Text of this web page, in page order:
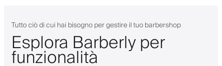
Tutto ciò di cui hai bisogno per gestire il tuo barbershop
Esplora Barberly per
funzionalità